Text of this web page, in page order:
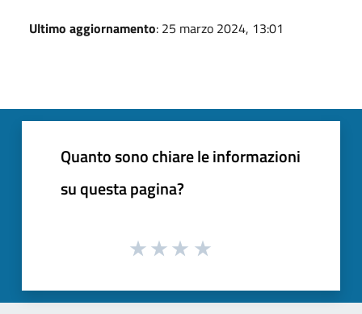
Ultimo aggiornamento: 25 marzo 2024, 13:01
Quanto sono chiare le informazioni
su questa pagina?